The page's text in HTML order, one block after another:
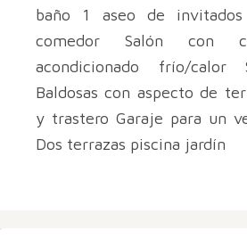
baño 1 aseo de
comedor Salón con
acondicionado frío/calor
Baldosas con aspecto de
y trastero Garaje para un
Dos terrazas piscina jardín